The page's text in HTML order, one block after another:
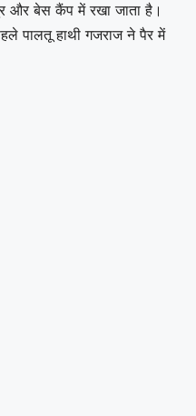
और बेस कैंप में रखा जाता है।
पालतू हाथी गजराज ने पैर में